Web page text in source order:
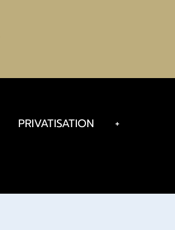
PRIVATISATION +